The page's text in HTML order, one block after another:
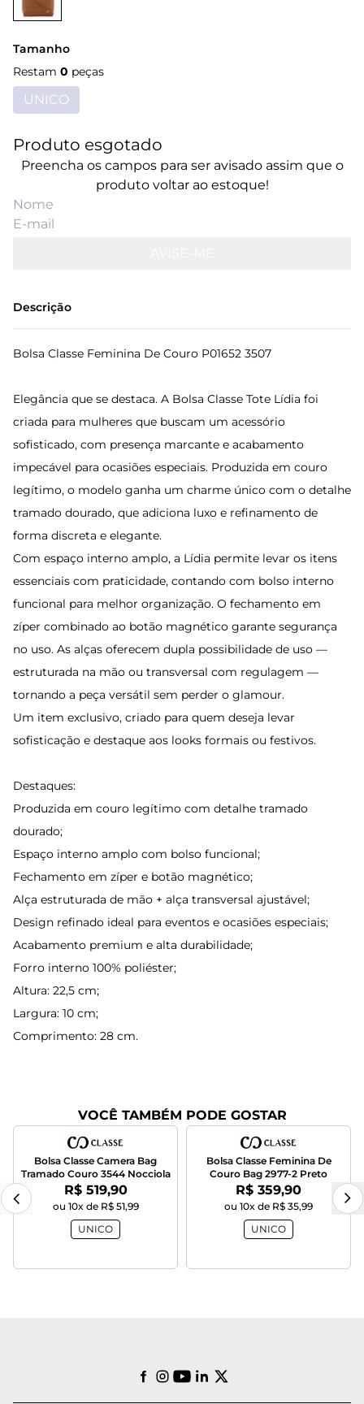
Tamanho
Restam 0 peças
UNICO
Produto esgotado
Preencha os campos para ser avisado assim que o
produto voltar ao estoque!
Descrição
Bolsa Classe Feminina De Couro P01652 3507
Elegância que se destaca. A Bolsa Classe Tote Lídia foi
criada para mulheres que buscam um acessório
sofisticado, com presença marcante e acabamento
impecável para ocasiões especiais. Produzida em couro
legítimo, o modelo ganha um charme único com o detalhe
tramado dourado, que adiciona luxo e refinamento de
forma discreta e elegante.
Com espaço interno amplo, a Lídia permite levar os itens
essenciais com praticidade, contando com bolso interno
funcional para melhor organização. O fechamento em
zíper combinado ao botão magnético garante segurança
no uso. As alças oferecem dupla possibilidade de uso —
estruturada na mão ou transversal com regulagem —
tornando a peça versátil sem perder o glamour.
Um item exclusivo, criado para quem deseja levar
sofisticação e destaque aos looks formais ou festivos.
Destaques:
Produzida em couro legítimo com detalhe tramado
dourado;
Espaço interno amplo com bolso funcional;
Fechamento em zíper e botão magnético;
Alça estruturada de mão + alça transversal ajustável;
Design refinado ideal para eventos e ocasiões especiais;
Acabamento premium e alta durabilidade;
Forro interno 100% poliéster;
Altura: 22,5 cm;
Largura: 10 cm;
Comprimento: 28 cm.
VOCÊ TAMBÉM PODE GOSTAR
Bolsa Classe Camera Bag
Tramado Couro 3544 Nocciola
Por:
R$ 519,90
ou 10x de R$ 51,99
UNICO
Bolsa Classe Feminina De
Couro Bag 2977-2 Preto
Por:
R$ 359,90
ou 10x de R$ 35,99
UNICO